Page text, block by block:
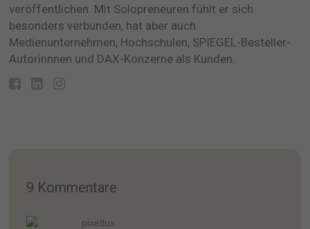
veröffentlichen. Mit Solopreneuren fühlt er sich
besonders verbunden, hat aber auch
Medienunternehmen, Hochschulen, SPIEGEL-Besteller-
Autorinnnen und DAX-Konzerne als Kunden.
9 Kommentare
pixelfux